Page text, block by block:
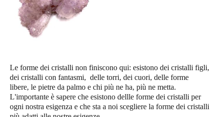
Le forme dei cristalli non finiscono qui: esistono dei cristalli figli,
dei cristalli con fantasmi, delle torri, dei cuori, delle forme
libere, le pietre da palmo e chi più ne ha, più ne metta.
L'importante è sapere che esistono dellle forme dei cristalli per
ogni nostra esigenza e che sta a noi scegliere la forme dei cristalli